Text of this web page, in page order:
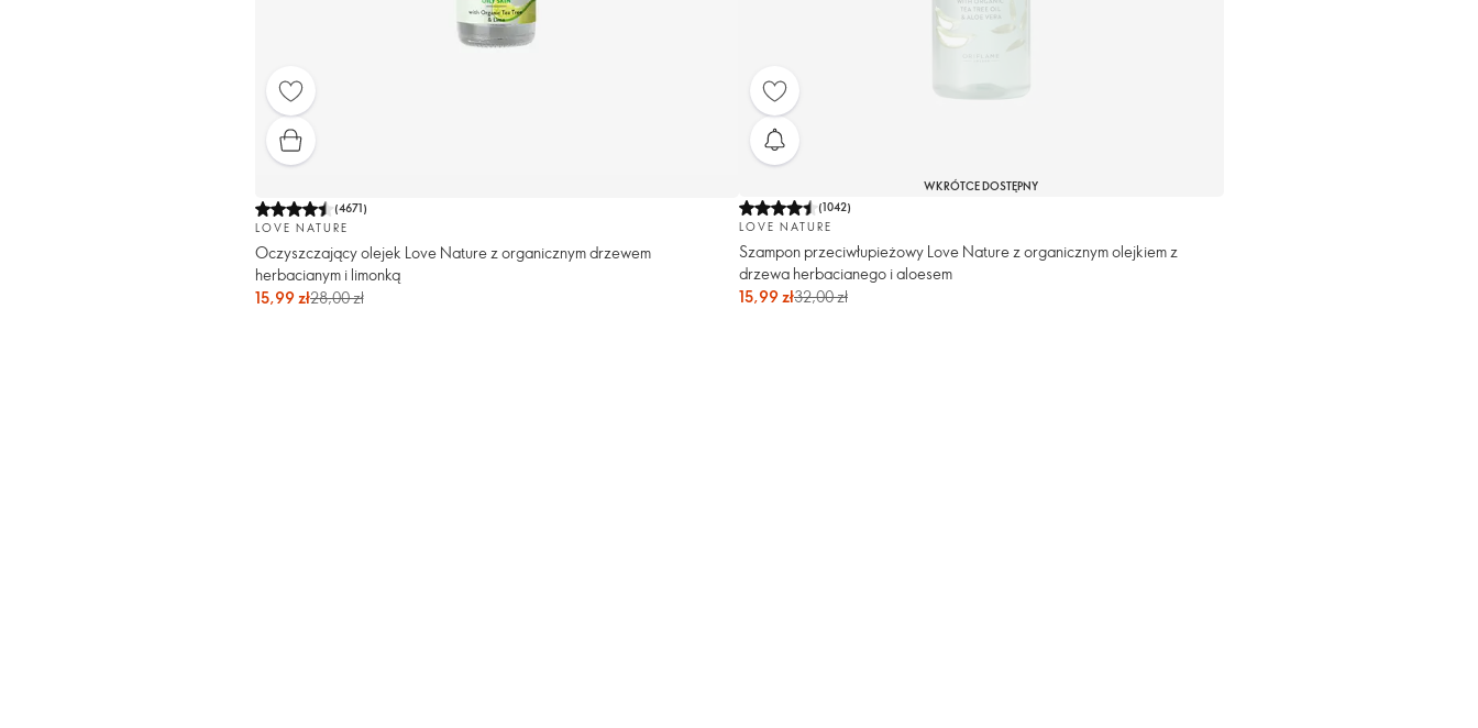
(4671)
LOVE NATURE
Oczyszczający olejek Love Nature z organicznym drzewem
herbacianym i limonką
15,99 zł28,00 zł
WKRÓTCE DOSTĘPNY
(1042)
LOVE NATURE
Szampon przeciwłupieżowy Love Nature z organicznym olejkiem z
drzewa herbacianego i aloesem
15,99 zł32,00 zł